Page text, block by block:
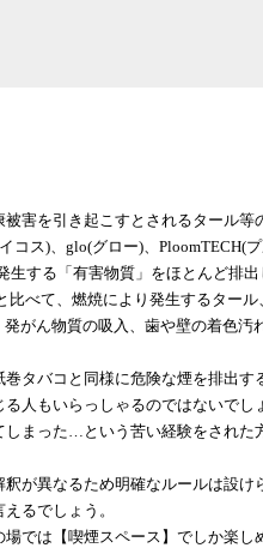
害を引き起こすとされるタール等
コス)、glo(グロー)、PloomTECH(
生する「有害物質」をほとんど排
べて、燃焼により発生するタール
がん物質の吸入、歯や壁の着色汚
タバコと同様に危険な煙を排出す
人もいらっしゃるのではないでし
しまった…という苦い経験をされた
が異なるため明確なルールは設け
るでしょう。
では【喫煙スペース】でしか楽し